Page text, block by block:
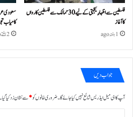
فلسطین سے اظہارِ یکجہتی کے لیے 30 ممالک سے فلسطین کارواں
کا آغاز
1 ہفتہ ago
سعودی
کامیاب
2 ہفتے ago
جواب دیں
آپ کا ای میل ایڈریس شائع نہیں کیا جائے گا۔ضروری خانوں کو*سے نشان زد کیا